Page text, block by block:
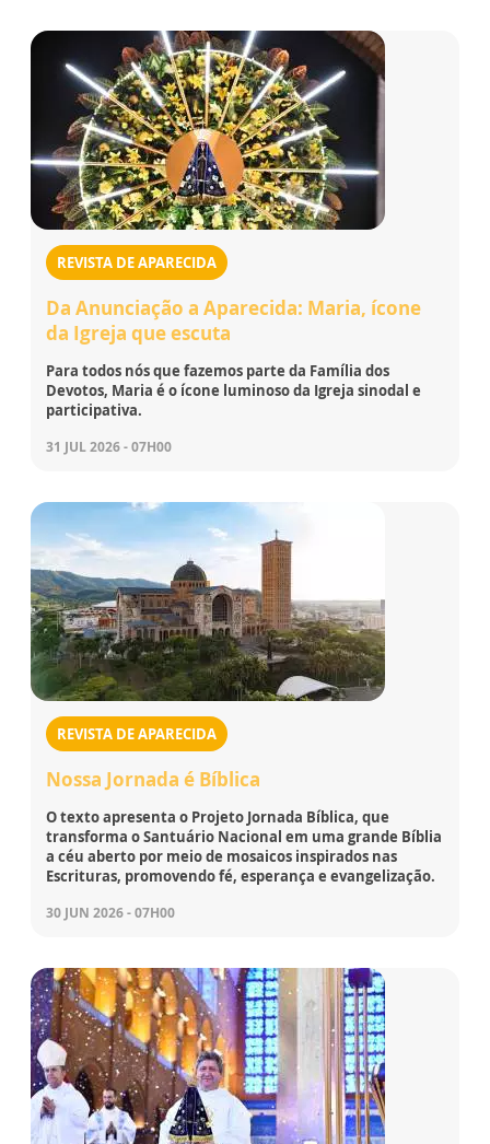
REVISTA DE APARECIDA
Da Anunciação a Aparecida: Maria, ícone
da Igreja que escuta
Para todos nós que fazemos parte da Família dos
Devotos, Maria é o ícone luminoso da Igreja sinodal e
participativa.
31 JUL 2026 - 07H00
REVISTA DE APARECIDA
Nossa Jornada é Bíblica
O texto apresenta o Projeto Jornada Bíblica, que
transforma o Santuário Nacional em uma grande Bíblia
a céu aberto por meio de mosaicos inspirados nas
Escrituras, promovendo fé, esperança e evangelização.
30 JUN 2026 - 07H00